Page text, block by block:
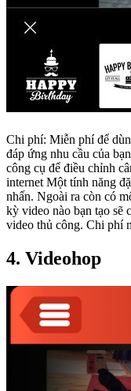
Chi phí: Miễn phí để dùng thử, $ 5.99 mỗi tháng, $ 35.99 mỗi năm Nhiều
đáp ứng nhu cầu của bạn.
công cụ để điều chỉnh cân bằng trắng,
internet Một tính năng đặc biệt mà Filmmaker Pro đem lại đó chính là chức năng thay thế bất kỳ cảnh nào trên màn hình xanh mà bạn đã ghi lại, đặt một backgrond mới vào chế độ chụp bằng chỉ một vài cú
nhấn. Ngoài ra còn có một
kỳ video nào bạn tạo sẽ
video
4. Videohop